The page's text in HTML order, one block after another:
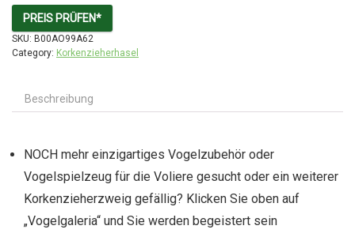
PREIS PRÜFEN*
SKU: B00AO99A62
Category: Korkenzieherhasel
Beschreibung
NOCH mehr einzigartiges Vogelzubehör oder
Vogelspielzeug für die Voliere gesucht oder ein weiterer
Korkenzieherzweig gefällig? Klicken Sie oben auf
„Vogelgaleria“ und Sie werden begeistert sein